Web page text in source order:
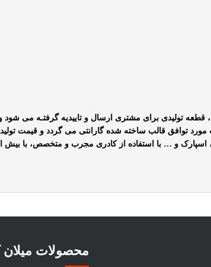
تولیدی برای مشتری ارسال و تاییدیه گرفتـه می شود و
توافق قالب ساخته شده گارانتی می گردد و قیمت تولید
اسپارک و … با استفاده از کادری مجرب و متخصص، با بیش از 44 سال سابقه، متخصص تولید قالب هایی با کیفیت مطلوب می
محصولات میلان